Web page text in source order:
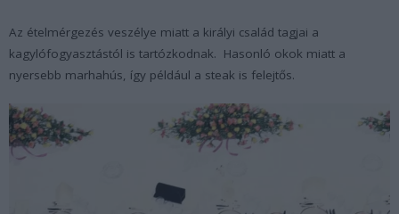
Az ételmérgezés veszélye miatt a királyi család tagjai a
kagylófogyasztástól is tartózkodnak. Hasonló okok miatt a
nyersebb marhahús, így például a steak is felejtős.